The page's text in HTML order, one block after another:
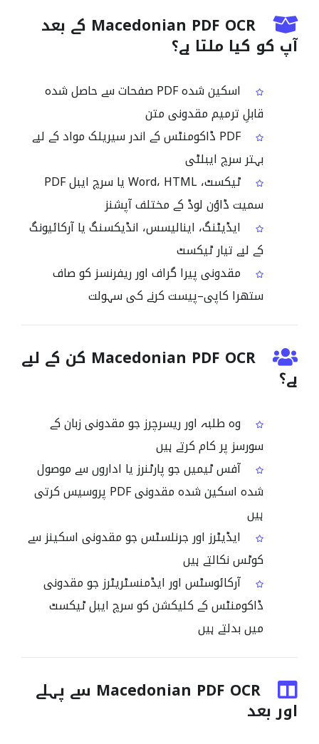
Macedonian PDF OCR کے بعد
آپ کو کیا ملتا ہے؟
اسکین شدہ PDF صفحات سے حاصل شدہ
قابلِ ترمیم مقدونی متن
PDF ڈاکومنٹس کے اندر سیریلک مواد کے لیے
بہتر سرچ ایبلٹی
ٹیکسٹ، Word، HTML یا سرچ ایبل PDF
سمیت ڈاؤن لوڈ کے مختلف آپشنز
ایڈیٹنگ، اینالیسس، انڈیکسنگ یا آرکائیونگ
کے لیے تیار ٹیکسٹ
مقدونی پیرا گراف اور ریفرنسز کو صاف
ستھرا کاپی–پیست کرنے کی سہولت
Macedonian PDF OCR کن کے لیے
ہے؟
وہ طلبہ اور ریسرچرز جو مقدونی زبان کے
سورسز پر کام کرتے ہیں
آفس ٹیمیں جو پارٹنرز یا اداروں سے موصول
شدہ اسکین شدہ مقدونی PDF پروسیس کرتی
ہیں
ایڈیٹرز اور جرنلسٹس جو مقدونی اسکینز سے
کوٹس نکالتے ہیں
آرکائوسٹس اور ایڈمنسٹریٹرز جو مقدونی
ڈاکومنٹس کے کلیکشن کو سرچ ایبل ٹیکسٹ
میں بدلتے ہیں
Macedonian PDF OCR سے پہلے
اور بعد